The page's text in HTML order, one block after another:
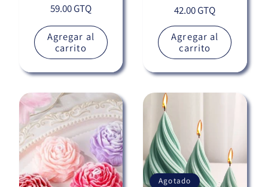
Precio
habitual
59.00 GTQ
Agregar al
carrito
Precio
habitual
42.00 GTQ
Agregar al
carrito
Agotado